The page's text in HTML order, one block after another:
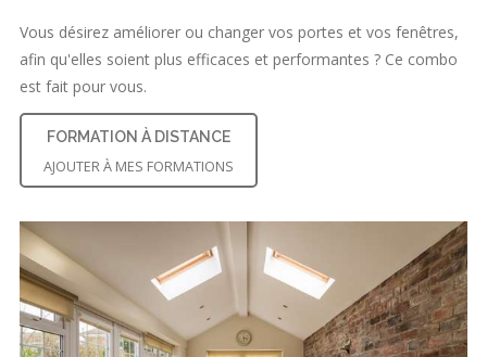
Vous désirez améliorer ou changer vos portes et vos fenêtres,
afin qu'elles soient plus efficaces et performantes ? Ce combo
est fait pour vous.
FORMATION À DISTANCE
AJOUTER À MES FORMATIONS